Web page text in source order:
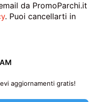
da PromoParchi.it
. Puoi cancellarti in
aggiornamenti gratis!